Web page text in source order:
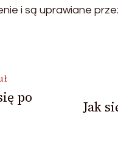
i są uprawiane
po
Jak